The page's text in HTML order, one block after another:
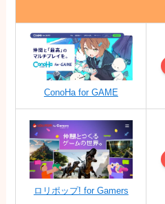
ConoHa for GAME
ロリポップ! for Gamers